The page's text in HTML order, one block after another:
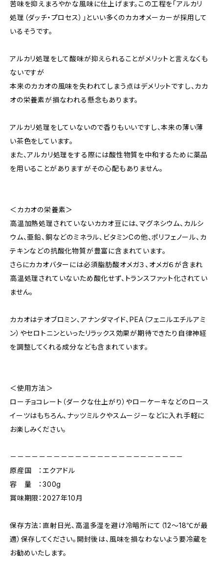
苦味を抑えまろやかな風味に仕上げます。この工程を「アルカリ
処理（ダッチ・プロセス）」といい多くのカカオメーカーが採用して
いるそうです。
アルカリ処理をして酸味が抑えられることがメリットと言えなくも
ないですが
本来のカカオの風味を失われてしまう点はデメリットですし、カカ
オの栄養素が損なわれる懸念もあります。
アルカリ処理をしていないので香りもいいですし、本来の薄い薄
い茶色をしています。
また、アルカリ処理をする際には酸性物質を中和するために薬品
を用いることがありますがその心配もありません。
＜カカオの栄養素＞
高温加熱処理されていないカカオ豆には、マグネシウム、カルシ
ウム、亜鉛、銅などのミネラル、ビタミンCの他、ポリフェノール、カ
テキンなどの抗酸化物質が豊富に含まれています。
さらにカカオバターには必須脂肪酸オメガ３、オメガ６が含まれ
高温処理されていないため酸化せず、トランスファット化されてい
ません。
カカオはテオブロミン、アナンダマイド、PEA（フェニルエチルアミ
ン）やセロトニンといったリラックス効果が期待できたり自律神経
を調整してくれる成分なども含まれています。
＜使用方法＞
ローチョコレート（ダークな仕上がり）やローケーキなどのロース
イーツはもちろん、ナッツミルクやスムージーなどに入れ手軽に
お楽しみください。
－－－－－－－－－－－－－－－－－－－－－－－－
原産国 ：エクアドル
容 量 ：300g
賞味期限：2027年10月
保存方法：直射日光、高温多湿を避け冷暗所にて（12〜18℃が最
適）保存してください。開封後は、風味を損なわないよう要冷蔵を
お勧めいたします。